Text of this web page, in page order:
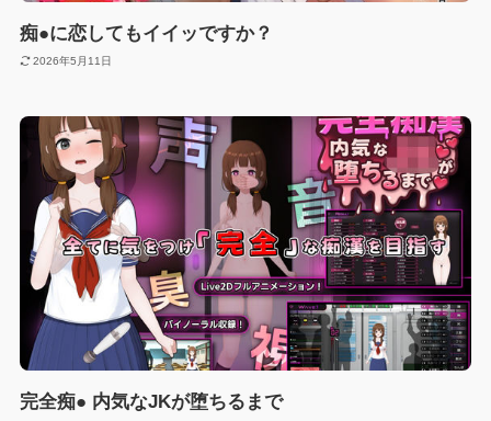
痴●に恋してもイイッですか？
2026年5月11日
完全痴● 内気なJKが堕ちるまで